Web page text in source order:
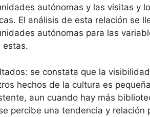
autónomas y las visitas y
El análisis de esta relación se
autónomas para las
estas.
se constata que la
hechos de la cultura es
aun cuando hay más
percibe una tendencia y